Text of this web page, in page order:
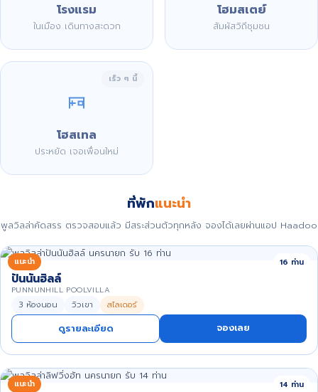
โรงแรม
ในเมือง เดินทางสะดวก
โฮมสเตย์
สัมผัสวิถีชุมชน
เร็ว ๆ นี้
โฮสเทล
ประหยัด เจอเพื่อนใหม่
ที่พักแนะนำ
พูลวิลล่าคัดสรร ตรวจสอบแล้ว มีสระส่วนตัวทุกหลัง จองได้เลยผ่านแอป Haadoo
แนะนำ 16 ท่าน
ปันนันฮิลล์
PUNNUNHILL POOLVILLA
3 ห้องนอน วิวเขา สไลเดอร์
ดูรายละเอียด จองเลย
แนะนำ 14 ท่าน